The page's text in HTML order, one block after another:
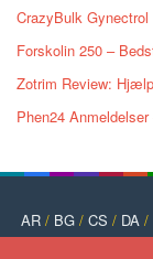
CrazyBulk
Forskolin 250 –
Zotrim Review:
Phen24
AR/ BG/ CS / DA/
/NO/PT/